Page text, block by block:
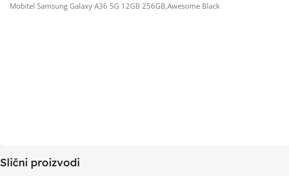
Mobitel Samsung Galaxy A36 5G 12GB 256GB,Awesome Black
Slični proizvodi